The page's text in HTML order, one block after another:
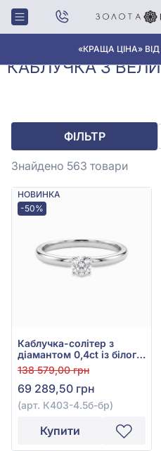
АКЦІЯ ДЛЯ
Головна
Каблучки з
діамантами
КАБЛУЧКА З
ФІЛЬТР
Знайдено 563 товари
НОВИНКА
-50%
Каблучка-солітер з
діамантом 0,4ct із білого
золота 585°, арт. К403-
4.5б-бр
138 579,00 грн
69 289,50 грн
(арт. К403-4.5б-бр)
Купити